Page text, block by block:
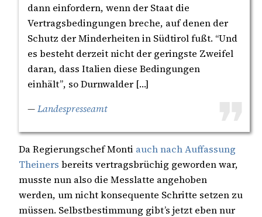
dann einfordern, wenn der Staat die
Vertragsbedingungen breche, auf denen der
Schutz der Minderheiten in Südtirol fußt. “Und
es besteht derzeit nicht der geringste Zweifel
daran, dass Italien diese Bedingungen
einhält”, so Durnwalder […]
—Landespresseamt
Da Regierungschef Monti auch nach Auffassung
Theiners bereits vertragsbrüchig geworden war,
musste nun also die Messlatte angehoben
werden, um nicht konsequente Schritte setzen zu
müssen. Selbstbestimmung gibt’s jetzt eben nur